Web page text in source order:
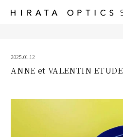
2025.01.12
ANNE et VALENTIN ETUDE